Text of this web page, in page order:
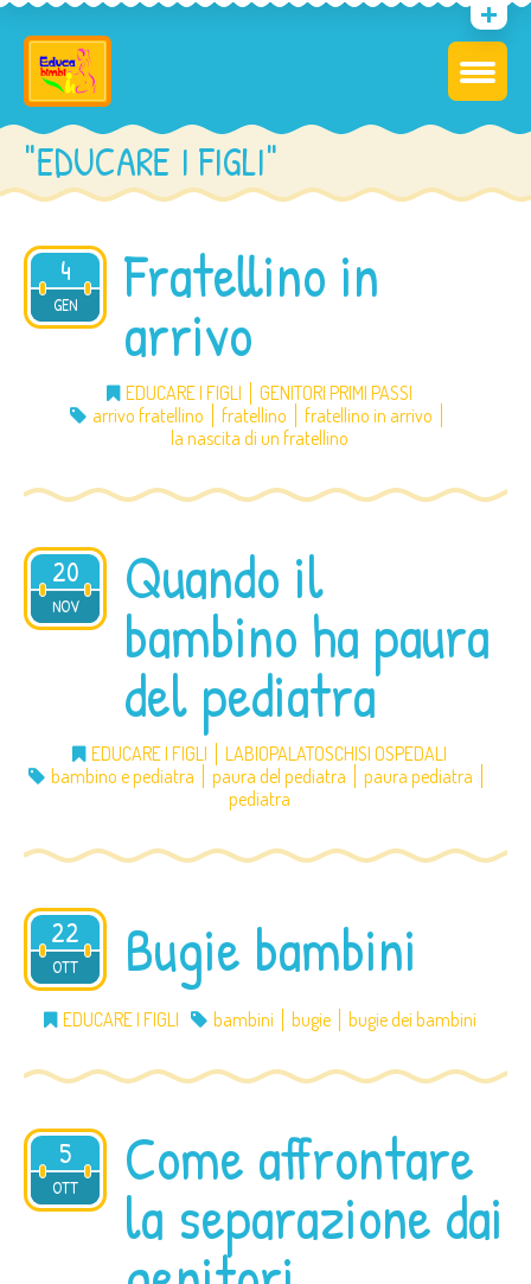
"EDUCARE I FIGLI"
4
GEN
2013 Fratellino in
arrivo
EDUCARE I FIGLI
GENITORI PRIMI PASSI
arrivo fratellino
fratellino
fratellino in arrivo
la nascita di un fratellino
20
NOV
2012 Quando il
bambino ha paura
del pediatra
EDUCARE I FIGLI
LABIOPALATOSCHISI OSPEDALI
bambino e pediatra
paura del pediatra
paura pediatra
pediatra
22
OTT
2012 Bugie bambini
EDUCARE I FIGLI bambini bugie bugie dei bambini
5
OTT
2012 Come affrontare
la separazione dai